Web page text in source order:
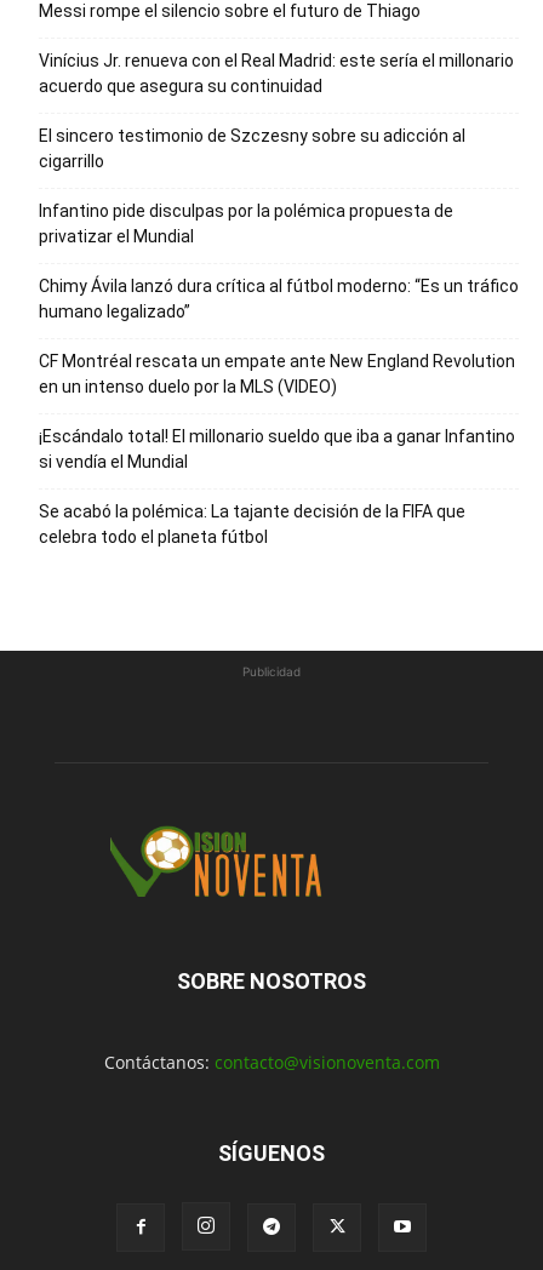
Messi rompe el silencio sobre el futuro de Thiago
Vinícius Jr. renueva con el Real Madrid: este sería el millonario
acuerdo que asegura su continuidad
El sincero testimonio de Szczesny sobre su adicción al
cigarrillo
Infantino pide disculpas por la polémica propuesta de
privatizar el Mundial
Chimy Ávila lanzó dura crítica al fútbol moderno: “Es un tráfico
humano legalizado”
CF Montréal rescata un empate ante New England Revolution
en un intenso duelo por la MLS (VIDEO)
¡Escándalo total! El millonario sueldo que iba a ganar Infantino
si vendía el Mundial
Se acabó la polémica: La tajante decisión de la FIFA que
celebra todo el planeta fútbol
Publicidad
SOBRE NOSOTROS
Contáctanos: contacto@visionoventa.com
SÍGUENOS